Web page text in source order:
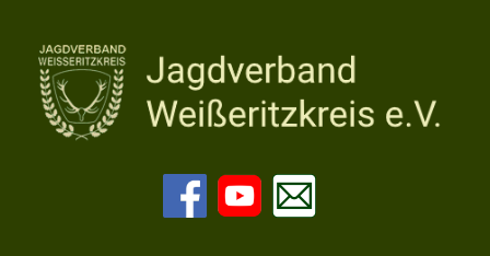
springen